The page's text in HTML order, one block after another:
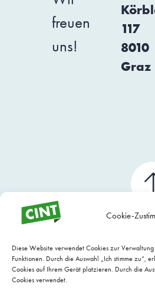
Cookie-
Diese Website verwendet Cookies zur
Funktionen. Durch die Auswahl „Ich stimme zu“,
Cookies auf Ihrem Gerät platzieren. Durch die
Cookies verwendet.
freuen
uns!
117
8010
Graz